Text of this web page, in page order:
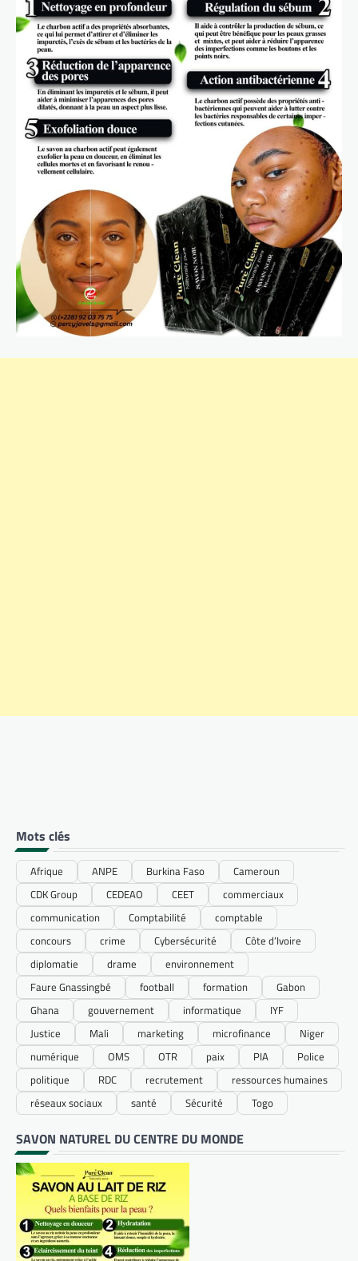
Mots clés
Afrique ANPE Burkina Faso
Cameroun
CDK Group
CEDEAO CEET
commerciaux
communication
Comptabilité
comptable
concours
crime Cybersécurité
Côte d’Ivoire
diplomatie
drame
environnement
Faure Gnassingbé
football formation
Gabon
Ghana
gouvernement informatique
IYF
Justice
Mali marketing microfinance
Niger
numérique
OMS OTR paix PIA
Police
politique
RDC recrutement
ressources humaines
réseaux sociaux
santé Sécurité Togo
SAVON NATUREL DU CENTRE DU MONDE